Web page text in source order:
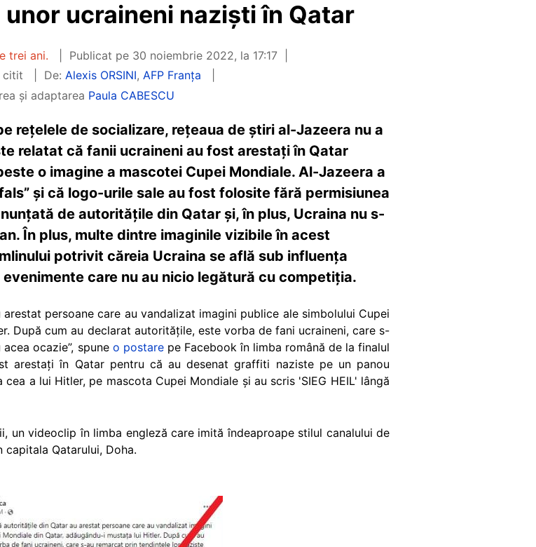
ucraineni naziști în Qatar
trei ani. Publicat pe 30 noiembrie 2022, la 17:17
citit
De: Alexis ORSINI, AFP Franța
și adaptarea Paula CABESCU
rețelele de socializare, rețeaua de știri al-Jazeera nu a
relatat că fanii ucraineni au fost arestați în Qatar
o imagine a mascotei Cupei Mondiale. Al-Jazeera a
și că logo-urile sale au fost folosite fără permisiunea
de autoritățile din Qatar și, în plus, Ucraina nu s-
În plus, multe dintre imaginile vizibile în acest
potrivit căreia Ucraina se află sub influența
care nu au nicio legătură cu competiția.
persoane care au vandalizat imagini publice ale simbolului Cupei
După cum au declarat autoritățile, este vorba de fani ucraineni, care s-
ocazie”, spune o postarepe Facebook în limba română de la finalul
arestați în Qatar pentru că au desenat graffiti naziste pe un panou
a lui Hitler, pe mascota Cupei Mondiale și au scris 'SIEG HEIL' lângă
un videoclip în limba engleză care imită îndeaproape stilul canalului de
Qatarului, Doha.